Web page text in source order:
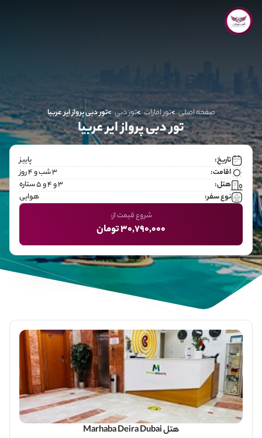
صفحه اصلی تور امارات تور دبی تور دبی پرواز ایر عربیا
تور دبی پرواز ایر عربیا
تاریخ:
پاییز
اقامت:
3 شب و 4 روز
هتل:
۳ و ۴ و ۵ ستاره
نوع سفر:
هوایی
شروع قیمت از:
30,790,000 تومان
هتل Marhaba Deira Dubai